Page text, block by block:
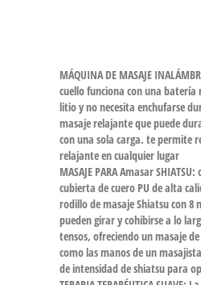
MÁQUINA DE MASAJE
cuello funciona con una batería
litio y no necesita enchufarse
masaje relajante que puede
con una sola carga. te permite
relajante en cualquier lugar
MASAJE PARA Amasar
cubierta de cuero PU de alta
rodillo de masaje Shiatsu con 8
pueden girar y cohibirse a lo
tensos, ofreciendo un masaje
como las manos de un
de intensidad de shiatsu para